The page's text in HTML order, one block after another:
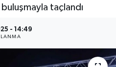
taçlandı
- 14:49